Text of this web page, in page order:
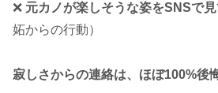
❌ 元カノが楽しそうな姿をSNSで
妬からの行動）
寂しさからの連絡は、ほぼ100%後